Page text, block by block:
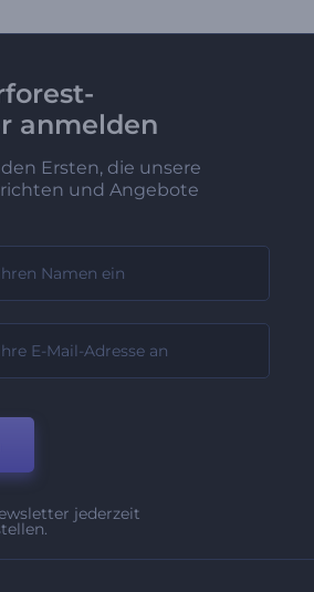
anmelden
Ersten, die unsere
und Angebote
jederzeit